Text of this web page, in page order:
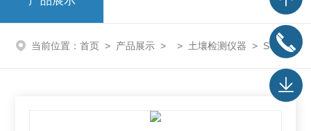
当前位置： 首页 > 产品展示 > > 土壤检测仪器 > SU-LPC高智能土壤墒情测试仪SU-LPC